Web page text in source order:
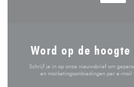
Word op de hoogte
Schrijf je in op onze nieuwsbrief om
en marketingaanbiedingen per e-mail